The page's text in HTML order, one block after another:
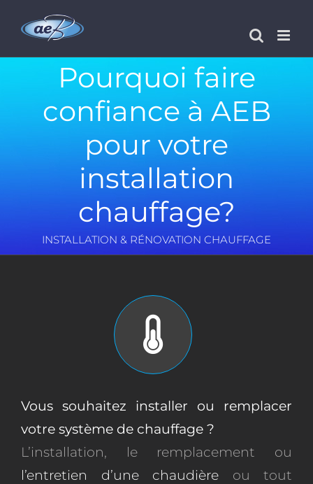
contenu
Pourquoi faire
confiance à AEB
pour votre
installation
chauffage?
INSTALLATION & RÉNOVATION CHAUFFAGE
Vous souhaitez installer ou remplacer
votre système de chauffage ?
L’installation, le remplacement ou
l’entretien d’une chaudière ou tout